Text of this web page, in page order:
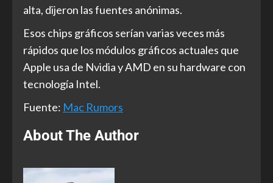
alta, dijeron las fuentes anónimas.
Esos chips gráficos serían varias veces más
rápidos que los módulos gráficos actuales que
Apple usa de Nvidia y AMD en su hardware con
tecnología Intel.
Fuente: Mac Rumors
About The Author